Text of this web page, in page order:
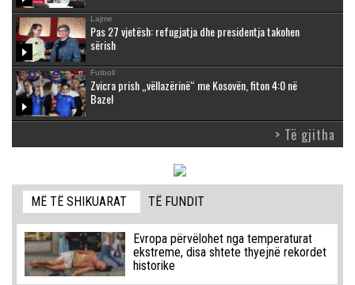
Lajme
Pas 27 vjetësh: refugjatja dhe presidentja takohen
sërish
Futboll
Zvicra prish „vëllazërinë“ me Kosovën, fiton 4:0 në
Bazel
> Të gjitha
MË TË SHIKUARAT TË FUNDIT
Evropa përvëlohet nga temperaturat
ekstreme, disa shtete thyejnë rekordet
historike